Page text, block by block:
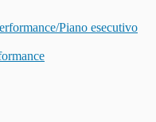
Piano esecutivo